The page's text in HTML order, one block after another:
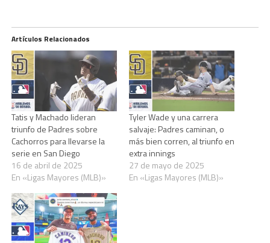
Artículos Relacionados
Tatis y Machado lideran
triunfo de Padres sobre
Cachorros para llevarse la
serie en San Diego
16 de abril de 2025
En «Ligas Mayores (MLB)»
Tyler Wade y una carrera
salvaje: Padres caminan, o
más bien corren, al triunfo en
extra innings
27 de mayo de 2025
En «Ligas Mayores (MLB)»